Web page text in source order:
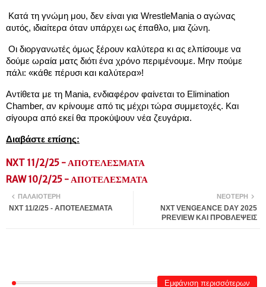
Κατά τη γνώμη μου, δεν είναι για WrestleMania ο αγώνας
αυτός, ιδιαίτερα όταν υπάρχει ως έπαθλο, μια ζώνη.
Οι διοργανωτές όμως ξέρουν καλύτερα κι ας ελπίσουμε να
δούμε ωραία ματς διότι ένα χρόνο περιμένουμε. Μην πούμε
πάλι: «κάθε πέρυσι και καλύτερα»!
Αντίθετα με τη Mania, ενδιαφέρον φαίνεται το Elimination
Chamber, αν κρίνουμε από τις μέχρι τώρα συμμετοχές. Και
σίγουρα από εκεί θα προκύψουν νέα ζευγάρια.
Διαβάστε επίσης:
NXT 11/2/25 - ΑΠΟΤΕΛΕΣΜΑΤΑ
RAW 10/2/25 - ΑΠΟΤΕΛΕΣΜΑΤΑ
ΝΕΌΤΕΡΗ
NXT VENGEANCE DAY 2025
PREVIEW ΚΑΙ ΠΡΟΒΛΕΨΕΙΣ
ΠΑΛΑΙΌΤΕΡΗ
NXT 11/2/25 - ΑΠΟΤΕΛΕΣΜΑΤΑ
Εμφάνιση περισσότερων